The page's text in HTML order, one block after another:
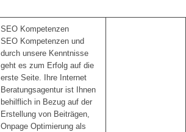
SEO Kompetenzen
SEO Kompetenzen und
durch unsere Kenntnisse
geht es zum Erfolg auf die
erste Seite. Ihre Internet
Beratungsagentur ist Ihnen
behilflich in Bezug auf der
Erstellung von Beiträgen,
Onpage Optimierung als